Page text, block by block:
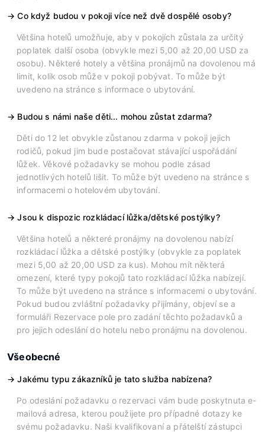
Co když budou v pokoji více než dvě dospělé osoby?
Většina hotelů umožňuje, aby v pokojích zůstala za určitý
poplatek další osoba (obvykle mezi 5,00 až 20,00 USD za
osobu). Některé hotely a většina pronájmů na dovolenou má
limit, kolik osob může v pokoji pobývat. To může být
uvedeno na stránce s informace o ubytování.
Budou s námi naše děti... mohou zůstat zdarma?
Děti do 12 let obvykle zůstanou zdarma v pokoji jejich
rodičů, pokud jim bude postačovat stávající uspořádání
lůžek. Věkové požadavky se mohou podle zásad
jednotlivých hotelů lišit. To může být uvedeno na stránce s
informacemi o hotelovém ubytování.
Jsou k dispozic rozkládací lůžka/dětské postýlky?
Většina hotelů a některé pronájmy na dovolenou nabízí
rozkládací lůžka a dětské postýlky (obvykle za poplatek
mezi 5,00 až 20,00 USD za kus). Mohou mít některá
omezení, které typy pokojů tato rozkládací lůžka nabízejí.
To může být uvedeno na stránce s informacemi o ubytování.
Pokud budou zvláštní požadavky přijímány, objeví se a
formuláři Rezervace pole pro zadání těchto požadavků a
pro jejich odeslání do hotelu nebo pronájmu na dovolenou.
Všeobecné
Jakému typu zákazníků je tato služba nabízena?
Po odeslání požadavku o rezervaci vám bude poskytnuta e-
mailová adresa, kterou použijete pro případné dotazy ke
svému požadavku. Naši kvalifikovaní a přátelští zástupci